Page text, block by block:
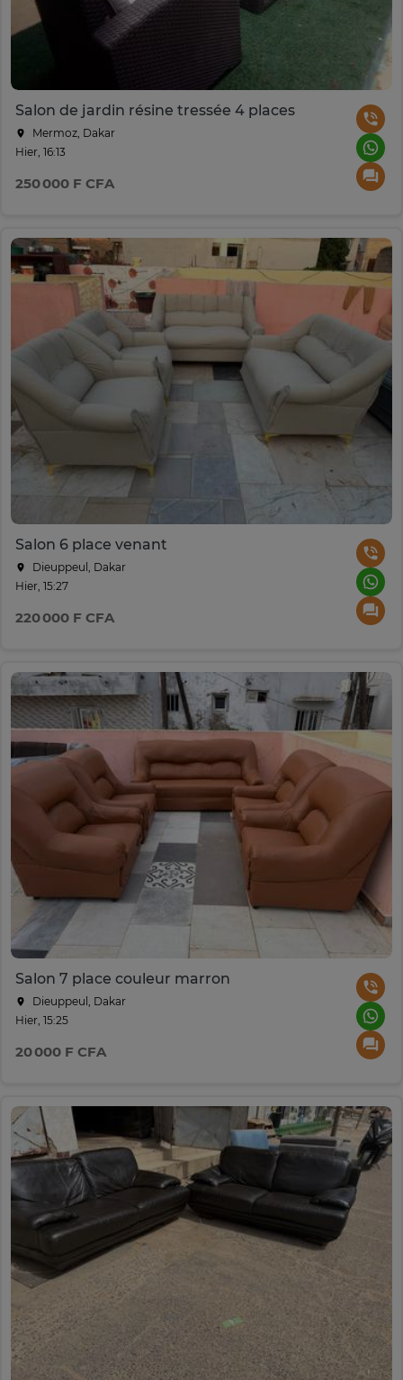
Salon de jardin résine tressée 4 places
Mermoz, Dakar
Hier, 16:13
250 000 F CFA
Salon 6 place venant
Dieuppeul, Dakar
Hier, 15:27
220 000 F CFA
Salon 7 place couleur marron
Dieuppeul, Dakar
Hier, 15:25
20 000 F CFA